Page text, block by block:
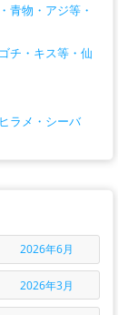
物・アジ等・
・キス等・仙
メ・シーバ
2026年6月
2026年3月